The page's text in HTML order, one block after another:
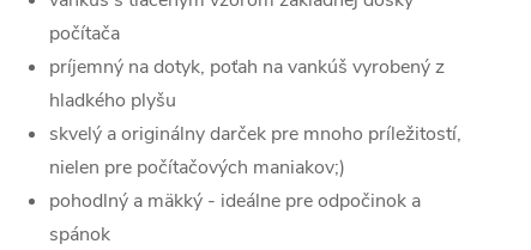
počítača
príjemný na dotyk, poťah na vankúš vyrobený z
hladkého plyšu
skvelý a originálny darček pre mnoho príležitostí,
nielen pre počítačových maniakov;)
pohodlný a mäkký - ideálne pre odpočinok a
spánok